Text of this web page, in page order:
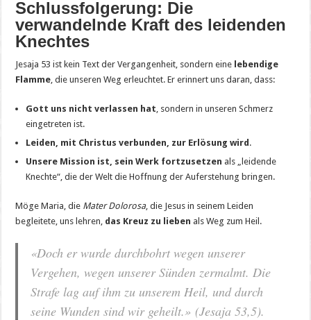
Schlussfolgerung: Die
verwandelnde Kraft des leidenden
Knechtes
Jesaja 53 ist kein Text der Vergangenheit, sondern eine lebendige
Flamme , die unseren Weg erleuchtet. Er erinnert uns daran, dass:
Gott uns nicht verlassen hat , sondern in unseren Schmerz
eingetreten ist.
Leiden, mit Christus verbunden, zur Erlösung wird.
Unsere Mission ist, sein Werk fortzusetzen als „leidende
Knechte“, die der Welt die Hoffnung der Auferstehung bringen.
Möge Maria, die Mater Dolorosa, die Jesus in seinem Leiden
begleitete, uns lehren, das Kreuz zu lieben als Weg zum Heil.
«Doch er wurde durchbohrt wegen unserer
Vergehen, wegen unserer Sünden zermalmt. Die
Strafe lag auf ihm zu unserem Heil, und durch
seine Wunden sind wir geheilt.» (Jesaja 53,5).